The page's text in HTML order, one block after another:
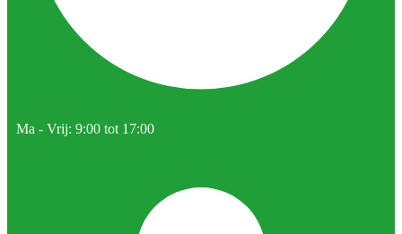
Ma - Vrij: 9:00 tot 17:00